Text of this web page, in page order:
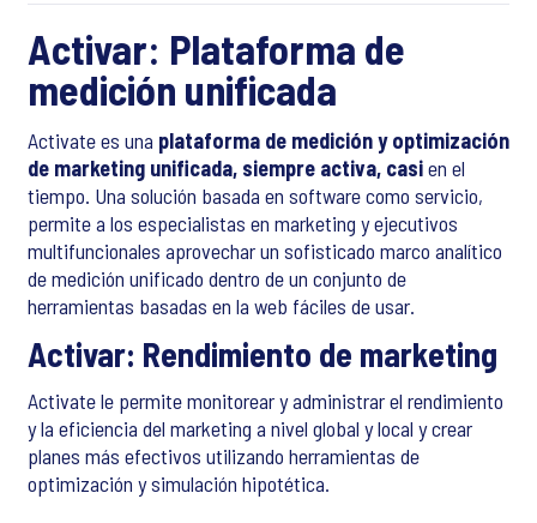
Activar: Plataforma de
medición unificada
Activate es una plataforma de medición y optimización
de marketing unificada, siempre activa, casien el
tiempo. Una solución basada en software como servicio,
permite a los especialistas en marketing y ejecutivos
multifuncionales aprovechar un sofisticado marco analítico
de medición unificado dentro de un conjunto de
herramientas basadas en la web fáciles de usar.
Activar: Rendimiento de marketing
Activate le permite monitorear y administrar el rendimiento
y la eficiencia del marketing a nivel global y local y crear
planes más efectivos utilizando herramientas de
optimización y simulación hipotética.